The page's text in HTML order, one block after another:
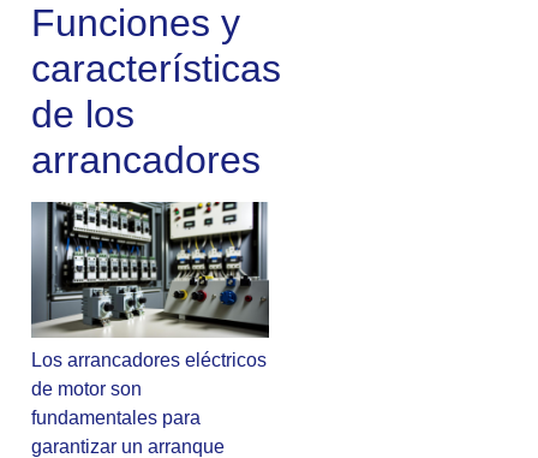
Funciones y
características
de los
arrancadores
Los arrancadores eléctricos
de motor son
fundamentales para
garantizar un arranque